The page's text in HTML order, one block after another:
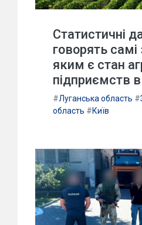
Статистичні
говорять самі
яким є стан
підприємств в
#Луганська область #
область #Київ